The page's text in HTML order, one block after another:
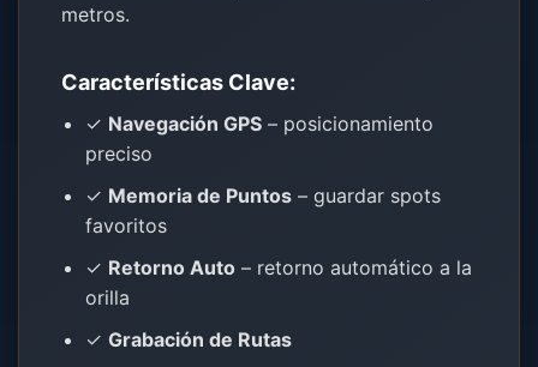
metros.
Características Clave:
✓ Navegación GPS – posicionamiento
preciso
✓ Memoria de Puntos – guardar spots
favoritos
✓ Retorno Auto – retorno automático a la
orilla
✓Grabación de Rutas